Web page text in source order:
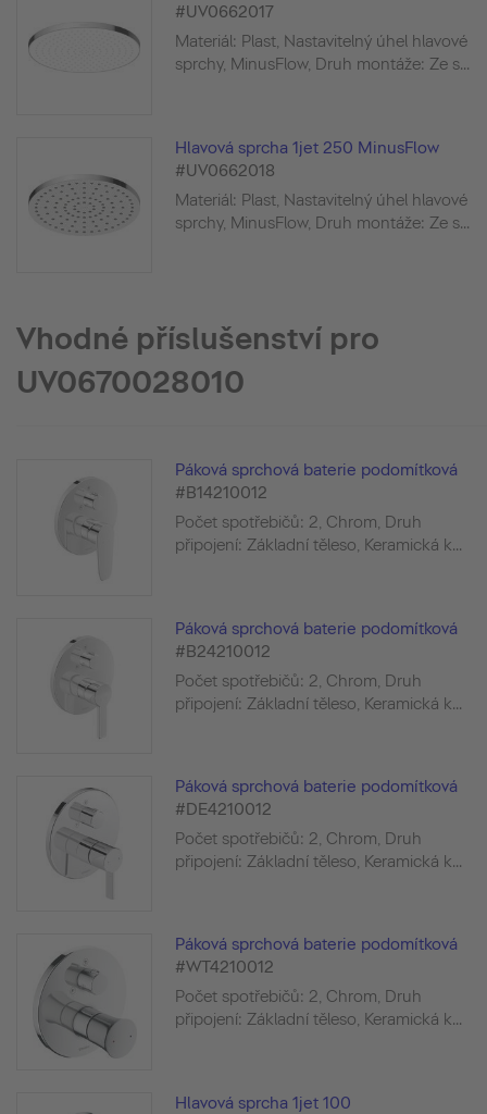
#UV0662017
Materiál: Plast, Nastavitelný úhel hlavové
sprchy, MinusFlow, Druh montáže: Ze s...
Hlavová sprcha 1jet 250 MinusFlow
#UV0662018
Materiál: Plast, Nastavitelný úhel hlavové
sprchy, MinusFlow, Druh montáže: Ze s...
Vhodné příslušenství pro
UV0670028010
Páková sprchová baterie podomítková
#B14210012
Počet spotřebičů: 2, Chrom, Druh
připojení: Základní těleso, Keramická k...
Páková sprchová baterie podomítková
#B24210012
Počet spotřebičů: 2, Chrom, Druh
připojení: Základní těleso, Keramická k...
Páková sprchová baterie podomítková
#DE4210012
Počet spotřebičů: 2, Chrom, Druh
připojení: Základní těleso, Keramická k...
Páková sprchová baterie podomítková
#WT4210012
Počet spotřebičů: 2, Chrom, Druh
připojení: Základní těleso, Keramická k...
Hlavová sprcha 1jet 100